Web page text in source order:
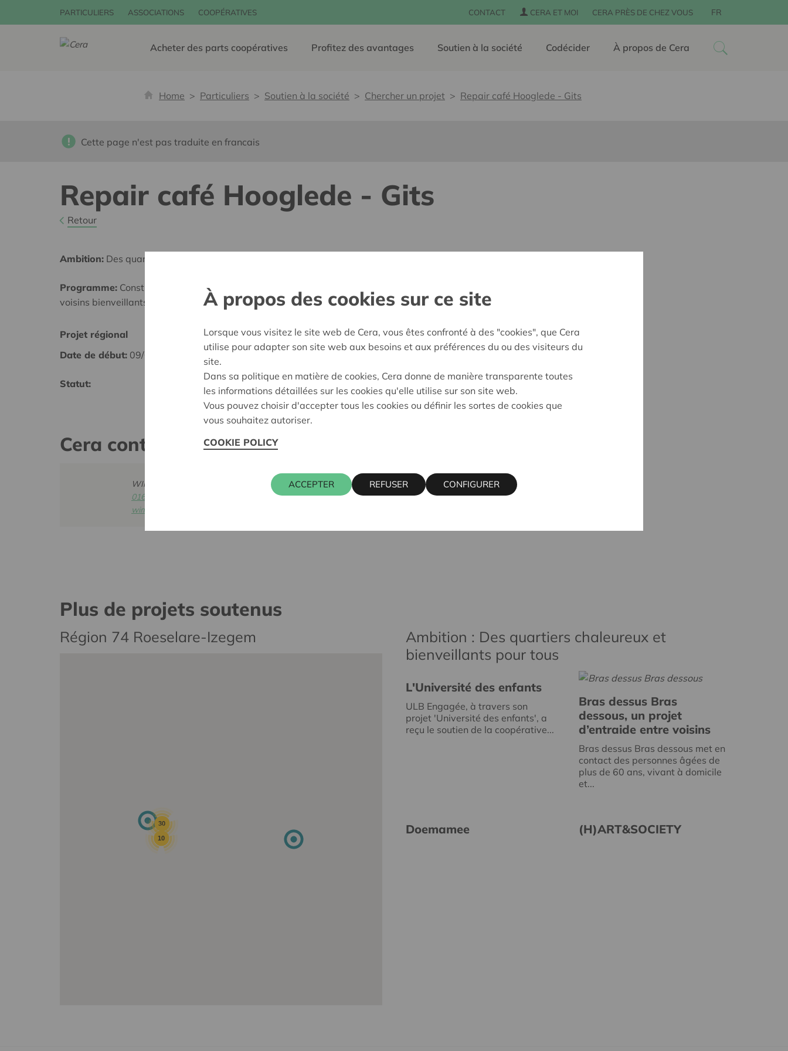
PARTICULIERS ASSOCIATIONS COOPÉRATIVES CONTACT CERA ET MOI CERA PRÈS DE CHEZ VOUS FR
Acheter des parts coopératives Profitez des avantages Soutien à la société Codécider À propos de Cera
Home Particuliers Soutien à la société Chercher un projet Repair café Hooglede - Gits
Cette page n'est pas traduite en francais
Repair café Hooglede - Gits
Retour
Ambition: Des quartiers chaleureux et bienveillants pour tous
Programme: Construire des villages et des quartiers forts, avec des
voisins bienveillants
Projet régional
Date de début: 09/02/2026
Statut:
Roeselare-Izegem
Date de décision:
Décision:
Cera contact
WIM INGELS
016 27 96 46
wim.ingels@cera.coop
Plus de projets soutenus
Région 74 Roeselare-Izegem
30
10
Ambition : Des quartiers chaleureux et
bienveillants pour tous
L'Université des enfants
ULB Engagée, à travers son
projet 'Université des enfants', a
reçu le soutien de la coopérative...
Bras dessus Bras
dessous, un projet
d’entraide entre voisins
Bras dessus Bras dessous met en
contact des personnes âgées de
plus de 60 ans, vivant à domicile
et...
Doemamee (H)ART&SOCIETY
À propos des cookies sur ce site
Lorsque vous visitez le site web de Cera, vous êtes confronté à des "cookies", que Cera
utilise pour adapter son site web aux besoins et aux préférences du ou des visiteurs du
site.
Dans sa politique en matière de cookies, Cera donne de manière transparente toutes
les informations détaillées sur les cookies qu'elle utilise sur son site web.
Vous pouvez choisir d'accepter tous les cookies ou définir les sortes de cookies que
vous souhaitez autoriser.
COOKIE POLICY
ACCEPTER REFUSER CONFIGURER